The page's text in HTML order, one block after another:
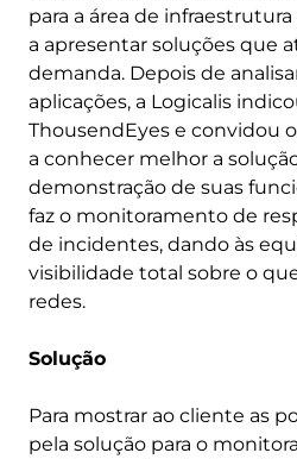
para a área de
a apresentar soluções que
demanda. Depois de
aplicações, a Logicalis
ThousendEyes e convidou
a conhecer melhor a
demonstração de suas
faz o monitoramento de
de incidentes, dando às
visibilidade total sobre o
redes.
Solução
Para mostrar ao cliente as
pela solução para o